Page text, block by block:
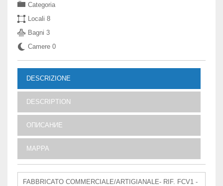
Categoria
Locali 8
Bagni 3
Camere 0
DESCRIZIONE
DESCRIPTION
ОПИСАНИЕ
MAPPA
FABBRICATO COMMERCIALE/ARTIGIANALE- RIF. FCV1 -